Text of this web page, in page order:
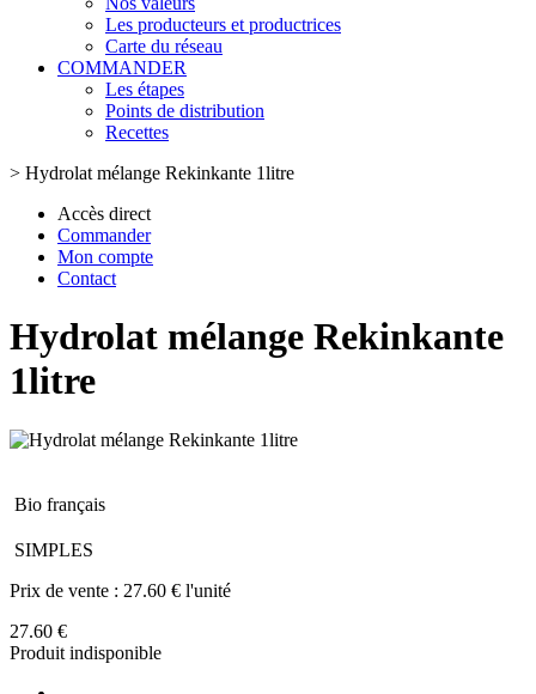
Les producteurs et productrices
Carte du réseau
COMMANDER
Les étapes
Points de distribution
Recettes
> Hydrolat mélange Rekinkante 1litre
Accès direct
Commander
Mon compte
Contact
Hydrolat mélange Rekinkante
1litre
Bio français
SIMPLES
Prix de vente : 27.60 € l'unité
27.60 €
Produit indisponible